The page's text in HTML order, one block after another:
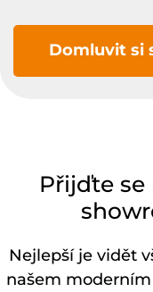
Domluvit si
Přijďte
Nejlepší je vidět
našem